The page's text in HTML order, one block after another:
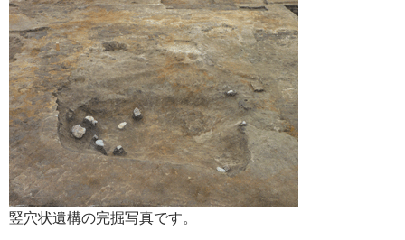
竪穴状遺構の完掘写真です。